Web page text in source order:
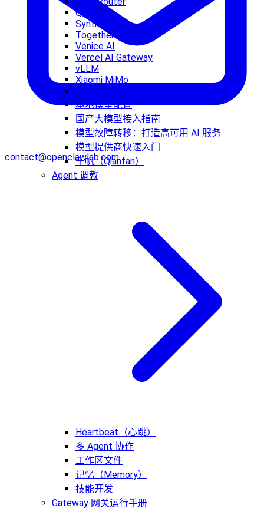
Qwen
Synthetic
Together AI
Venice AI
Vercel AI Gateway
vLLM
Xiaomi MiMo
本地模型配置
国产大模型接入指南
模型故障转移：打造高可用 AI 服务
模型提供商快速入门
千帆（Qianfan）
Agent 调教
Heartbeat（心跳）
多 Agent 协作
工作区文件
记忆（Memory）
技能开发
Gateway 网关运行手册
contact@openclawlab.com